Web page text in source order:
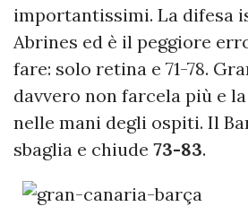
importantissimi. La difesa
Abrines ed è il peggiore
fare: solo retina e 71-78.
davvero non farcela più e
nelle mani degli ospiti. Il
sbaglia e chiude 73-83.